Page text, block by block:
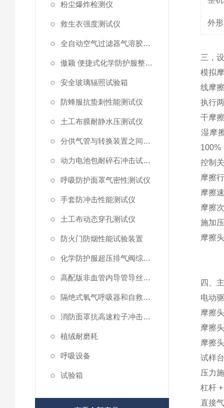
粉尘爆炸检测仪
救生衣强度测试仪
全自动空气过滤器气溶胶细菌截留测试仪
傲颖 便捷式化学防护服整体气密性测试仪
安全玻璃辐照试验箱
防蜂服抗蛰刺性能测试仪
土工布膜耐静水压测试仪
分供气管与转换装置之间连接强度试验机
动力电池包耐碎石冲击试验机
呼吸防护面罩气密性测试仪
手套防冲击性能测试仪
土工布动态穿孔测试仪
防火门防烟性能试验装置
化学防护服超压排气阀综合性测试仪
高配版非血管内导管导丝滑动性能测试仪
隔绝式氧气呼吸器和自救器二氧化碳吸收率及水分含量测试仪
消防面罩抗高速粒子冲击试验机
植绒耐磨耗
呼吸设备
试验箱
外
三，
模拟
线摩
执行
干摩
湿摩
100%
控制
摩擦
摩擦
摩擦
施加
摩擦
四、
电动
摩擦
摩擦
摩擦
试样
压力
杠杆
直接